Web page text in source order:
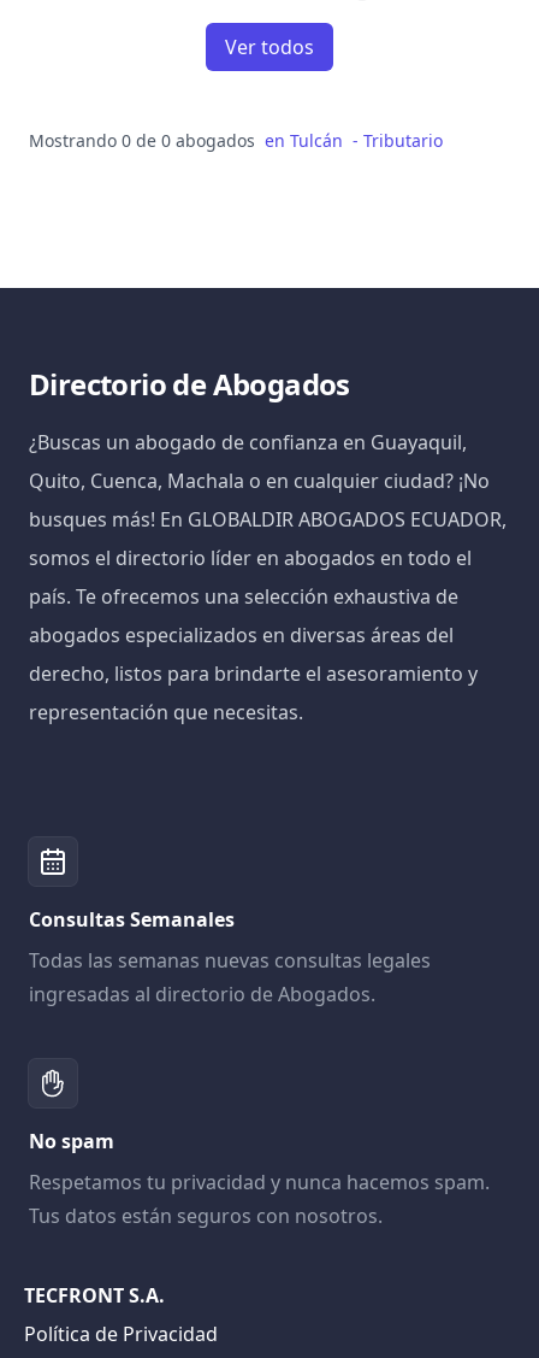
Ver todos
Mostrando 0 de 0 abogados en Tulcán - Tributario
Directorio de Abogados
¿Buscas un abogado de confianza en Guayaquil,
Quito, Cuenca, Machala o en cualquier ciudad? ¡No
busques más! En GLOBALDIR ABOGADOS ECUADOR,
somos el directorio líder en abogados en todo el
país. Te ofrecemos una selección exhaustiva de
abogados especializados en diversas áreas del
derecho, listos para brindarte el asesoramiento y
representación que necesitas.
Consultas Semanales
Todas las semanas nuevas consultas legales
ingresadas al directorio de Abogados.
No spam
Respetamos tu privacidad y nunca hacemos spam.
Tus datos están seguros con nosotros.
TECFRONT S.A.
Política de Privacidad